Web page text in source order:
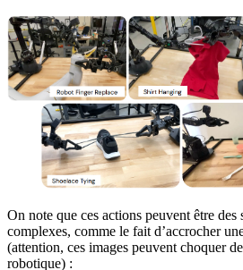
On note que ces actions peuvent être des
complexes, comme le fait d’accrocher
(attention, ces images peuvent choquer
robotique) :